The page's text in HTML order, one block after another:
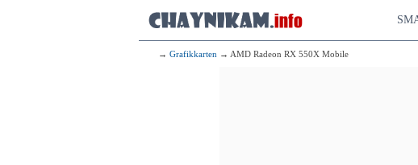
→ Grafikkarten → AMD Radeon RX 550X Mobile